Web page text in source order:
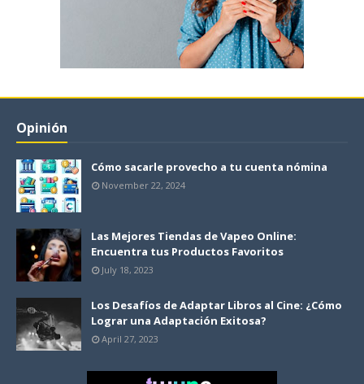
Opinión
Cómo sacarle provecho a tu cuenta nómina
November 22, 2024
Las Mejores Tiendas de Vapeo Online:
Encuentra tus Productos Favoritos
July 18, 2023
Los Desafíos de Adaptar Libros al Cine: ¿Cómo
Lograr una Adaptación Exitosa?
April 27, 2023